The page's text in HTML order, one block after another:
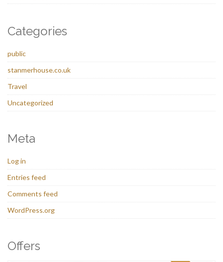
Categories
public
stanmerhouse.co.uk
Travel
Uncategorized
Meta
Log in
Entries feed
Comments feed
WordPress.org
Offers